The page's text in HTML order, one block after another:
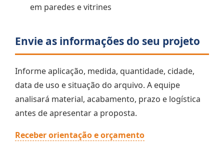
em paredes e vitrines
Envie as informações do seu projeto
Informe aplicação, medida, quantidade, cidade,
data de uso e situação do arquivo. A equipe
analisará material, acabamento, prazo e logística
antes de apresentar a proposta.
Receber orientação e orçamento